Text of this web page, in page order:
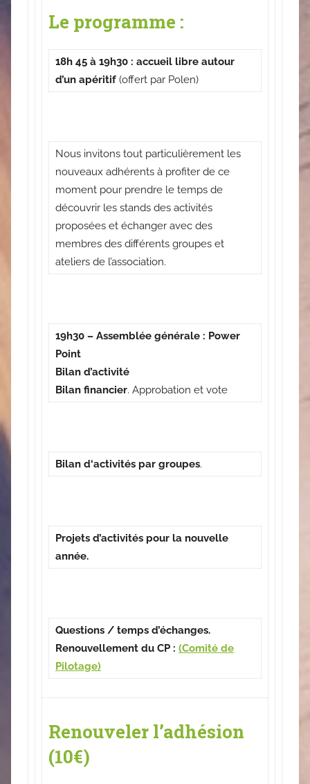
Le programme :
18h 45 à 19h30 : accueil libre autour
d’un apéritif (offert par Polen)
Nous invitons tout particulièrement les
nouveaux adhérents à profiter de ce
moment pour prendre le temps de
découvrir les stands des activités
proposées et échanger avec des
membres des différents groupes et
ateliers de l’association.
19h30 – Assemblée générale : Power
Point
Bilan d’activité
Bilan financier. Approbation et vote
Bilan d‘activités par groupes.
Projets d’activités pour la nouvelle
année.
Questions / temps d’échanges.
Renouvellement du CP : (Comité de
Pilotage)
Renouveler l’adhésion
(10€)